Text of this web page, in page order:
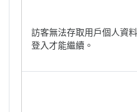
訪客無法存取用戶個人資
登入才能繼續。